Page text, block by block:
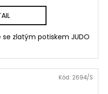
zlatým potiskem JUDO
Kód: 2694/S